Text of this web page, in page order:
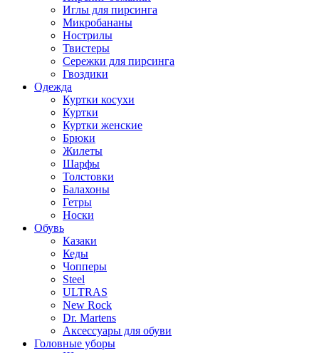
Иглы для пирсинга
Микробананы
Нострилы
Твистеры
Сережки для пирсинга
Гвоздики
Одежда
Куртки косухи
Куртки
Куртки женские
Брюки
Жилеты
Шарфы
Толстовки
Балахоны
Гетры
Носки
Обувь
Казаки
Кеды
Чопперы
Steel
ULTRAS
New Rock
Dr. Martens
Аксессуары для обуви
Головные уборы